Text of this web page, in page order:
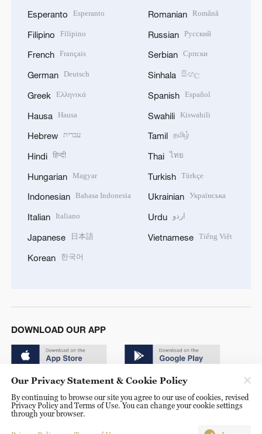
Esperanto Esperanto
Filipino Filipino
French Français
German Deutsch
Greek Ελληνικά
Hausa Hausa
Hebrew עברית
Hindi हिन्दी
Hungarian Magyar
Indonesian Bahasa Indonesia
Italian Italiano
Japanese 日本語
Korean 한국어
Romanian Română
Russian Русский
Serbian Српски
Sinhala සිංහල
Spanish Español
Swahili Kiswahili
Tamil தமிழ்
Thai ไทย
Turkish Türkçe
Ukrainian Українська
Urdu اردو
Vietnamese Tiếng Việt
DOWNLOAD OUR APP
© China Radio International.CRI. All Rights Reserved. 16A
Shijingshan Road, Beijing, China. 100040
Our Privacy Statement & Cookie Policy
By continuing to browse our site you agree to our use of cookies, revised
Privacy Policy and Terms of Use. You can change your cookie settings
through your browser.